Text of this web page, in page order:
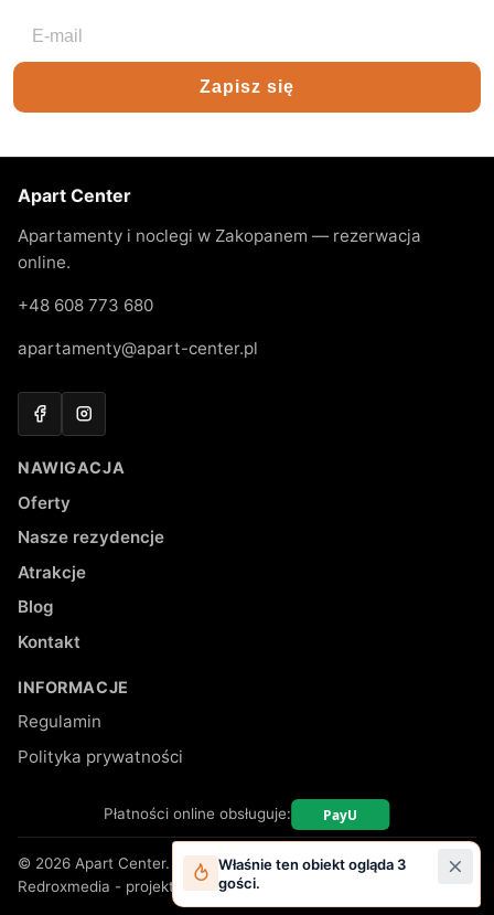
Właśnie ten obiekt ogląda 3
gości.
Adres e-mail
Zapisz się
Apart Center
Apartamenty i noclegi w Zakopanem — rezerwacja
online.
+48 608 773 680
apartamenty@apart-center.pl
FacebookInstagram
NAWIGACJA
Oferty
Nasze rezydencje
Atrakcje
Blog
Kontakt
INFORMACJE
Regulamin
Polityka prywatności
Płatności online obsługuje:
© 2026 Apart Center. Wszelkie prawa zastrzeżone.
Redroxmedia - projekt i wykonanie